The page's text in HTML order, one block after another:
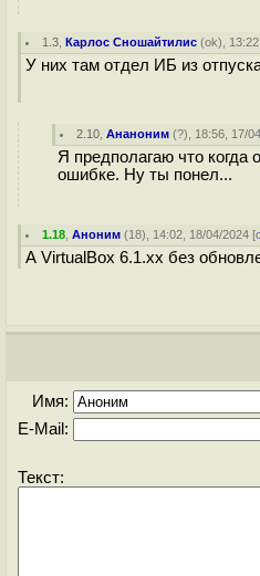
1.3 ,Карлос Сношайтилис (ok),
У них там отдел ИБ из
2.10 ,Ананоним (?), 18:56, 17/
Я предполагаю что когда
ошибке. Ну ты понел...
1.18 ,Аноним (18), 14:02, 18/04/2024 [
А VirtualBox 6.1.xx без
Имя:
E-Mail:
Текст: